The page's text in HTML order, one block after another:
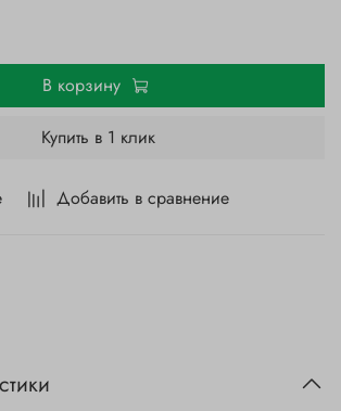
Добавить в сравнение
В корзину
Купить в 1 клик